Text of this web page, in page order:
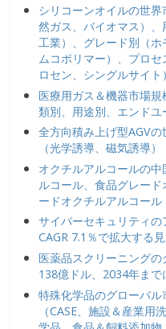
シリコーンオイルの世
然ガス、バイオマス）、
工業）、グレード別（
ムコポリマー）、プロ
ロセン、シングルサイ
医療用ガス＆機器市場
類別、用途別、エンドユ
全方向積み上げ型AGV
（光学誘導、磁気誘導）
オクチルアルコールの
ルコール、食品グレー
ードオクチルアルコール
サイバーセキュリティ
CAGR 7.1％で拡大する
医薬品スクリーニング
138億ドル、2034年まで
特殊化学品のグローバ
（CASE、施設＆産業